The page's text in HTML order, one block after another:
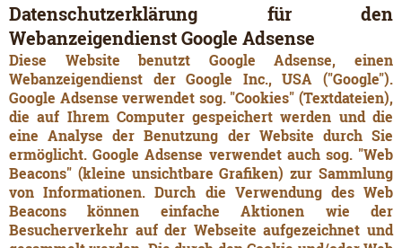
Datenschutzerklärung für den
Webanzeigendienst Google Adsense
Diese Website benutzt Google Adsense, einen
Webanzeigendienst der Google Inc., USA ("Google").
Google Adsense verwendet sog. "Cookies" (Textdateien),
die auf Ihrem Computer gespeichert werden und die
eine Analyse der Benutzung der Website durch Sie
ermöglicht. Google Adsense verwendet auch sog. "Web
Beacons" (kleine unsichtbare Grafiken) zur Sammlung
von Informationen. Durch die Verwendung des Web
Beacons können einfache Aktionen wie der
Besucherverkehr auf der Webseite aufgezeichnet und